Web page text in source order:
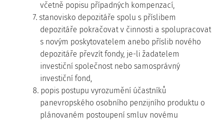
včetně popisu případných kompenzací,
7. stanovisko depozitáře spolu s příslibem
depozitáře pokračovat v činnosti a spolupracovat
s novým poskytovatelem anebo příslib nového
depozitáře převzít fondy, je-li žadatelem
investiční společnost nebo samosprávný
investiční fond,
8. popis postupu vyrozumění účastníků
panevropského osobního penzijního produktu o
plánovaném postoupení smluv novému